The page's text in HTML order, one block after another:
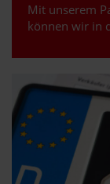
Mit unserem
können wir in